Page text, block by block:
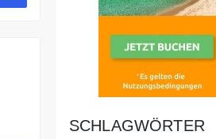
SCHLAGWÖRTER